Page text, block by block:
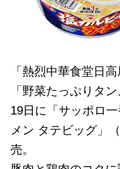
「熱烈中華食堂日
「野菜たっぷりタ
19日に「サッポロ
メン タテビッグ」
売。